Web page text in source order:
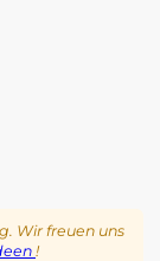
Wir freuen uns
!